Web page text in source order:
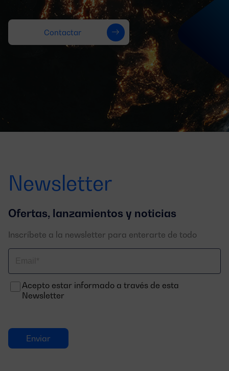
Contactar
Newsletter
Ofertas, lanzamientos y noticias
Inscríbete a la newsletter para enterarte de todo
electrónico
Acepto estar informado a través de esta
Newsletter